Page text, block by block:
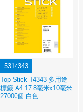
5314343
Top Stick T4343 多用途
標籤 A4 17.8亳米x10亳米
27000個 白色